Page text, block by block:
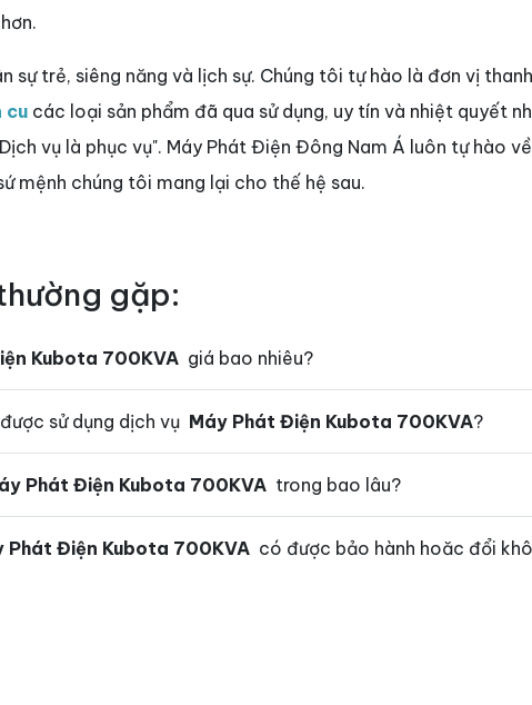
sự trẻ, siêng năng và lịch sự. Chúng tôi tự hào là đơn vị
cu các loại sản phẩm đã qua sử dụng, uy tín và nhiệt quyết
vụ là phục vụ". Máy Phát Điện Đông Nam Á luôn tự hào
mệnh chúng tôi mang lại cho thế hệ sau.
gặp:
Kubota 700KVA giá bao nhiêu?
sử dụng dịch vụ Máy Phát Điện Kubota 700KVA?
Phát Điện Kubota 700KVA trong bao lâu?
Phát Điện Kubota 700KVA có được bảo hành hoăc đổi